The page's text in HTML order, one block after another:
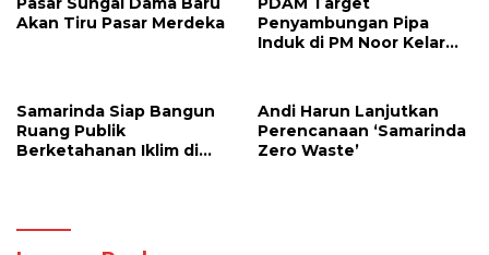
Akan Tiru Pasar Merdeka
Penyambungan Pipa
Induk di PM Noor Kelar
Samarinda Siap Bangun
Ruang Publik
Berketahanan Iklim di
Andi Harun Lanjutkan
Perencanaan ‘Samarinda
Zero Waste’